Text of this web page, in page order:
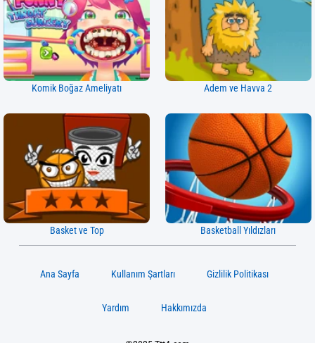
Komik Boğaz Ameliyatı Adem ve Havva 2
Basket ve Top Basketball Yıldızları
Ana Sayfa Kullanım Şartları Gizlilik Politikası
Yardım Hakkımızda